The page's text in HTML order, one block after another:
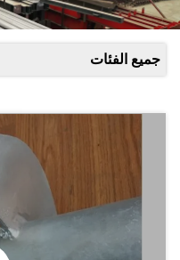
جميع الفئات